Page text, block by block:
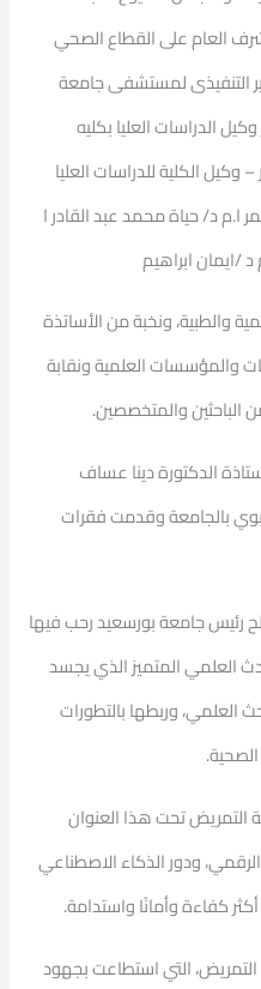
العام على القطاع الصحي
التنفيذى لمستشفى جامعة
الدراسات العليا بكليه
وكيل الكلية للدراسات العليا
ا.م د/ حياة محمد عبد القادر ا
ايمان ابراهيم
والطبية، ونخبة من الأساتذة
والمؤسسات العلمية ونقابة
الباحثين والمتخصصين.
الدكتورة دينا عساف
بالجامعة وقدمت فقرات
رئيس جامعة بورسعيد رحب فيها
العلمي المتميز الذي يجسد
العلمي، وربطها بالتطورات
التمريض تحت هذا العنوان
ودور الذكاء الاصطناعي
كفاءة وأمانًا واستدامة.
التي استطاعت بجهود